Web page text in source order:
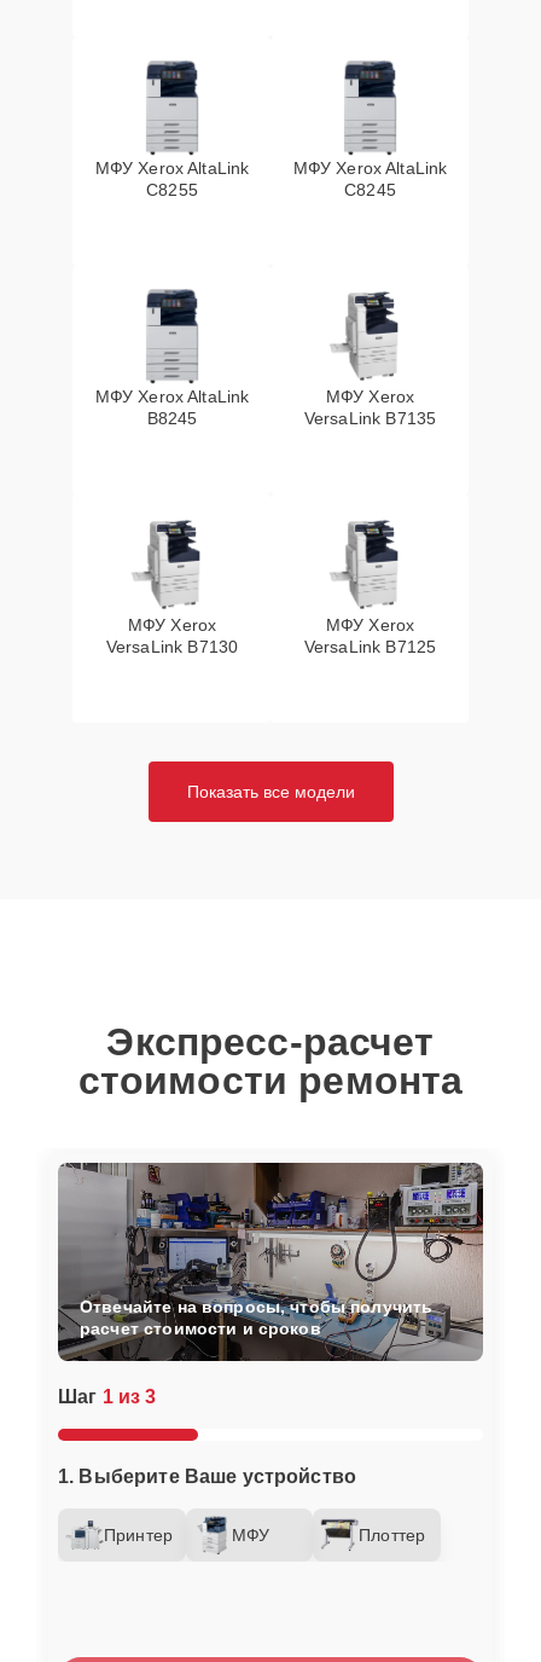
МФУ Xerox AltaLink
C8255
МФУ Xerox AltaLink
C8245
МФУ Xerox AltaLink
B8245
МФУ Xerox
VersaLink B7135
МФУ Xerox
VersaLink B7130
МФУ Xerox
VersaLink B7125
Показать все модели
Экспресс-расчет
стоимости ремонта
Шаг 1 из 3
1. Выберите Ваше устройство
Принтер МФУ Плоттер
Отвечайте на вопросы, чтобы получить
расчет стоимости и сроков